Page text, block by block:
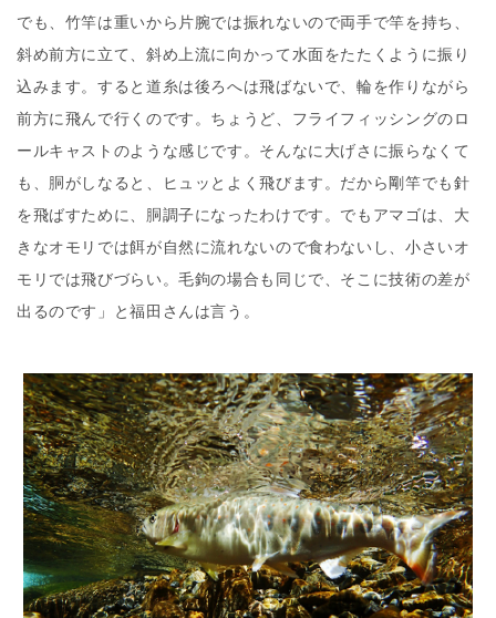
でも、竹竿は重いから片腕では振れないので両手で竿を持ち、
斜め前方に立て、斜め上流に向かって水面をたたくように振り
込みます。すると道糸は後ろへは飛ばないで、輪を作りながら
前方に飛んで行くのです。ちょうど、フライフィッシングのロ
ールキャストのような感じです。そんなに大げさに振らなくて
も、胴がしなると、ヒュッとよく飛びます。だから剛竿でも針
を飛ばすために、胴調子になったわけです。でもアマゴは、大
きなオモリでは餌が自然に流れないので食わないし、小さいオ
モリでは飛びづらい。毛鉤の場合も同じで、そこに技術の差が
出るのです」と福田さんは言う。